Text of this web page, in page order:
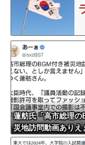
蓮舫氏「高市総理の
災地訪問動画ありえ
←蓮舫氏の国会議事